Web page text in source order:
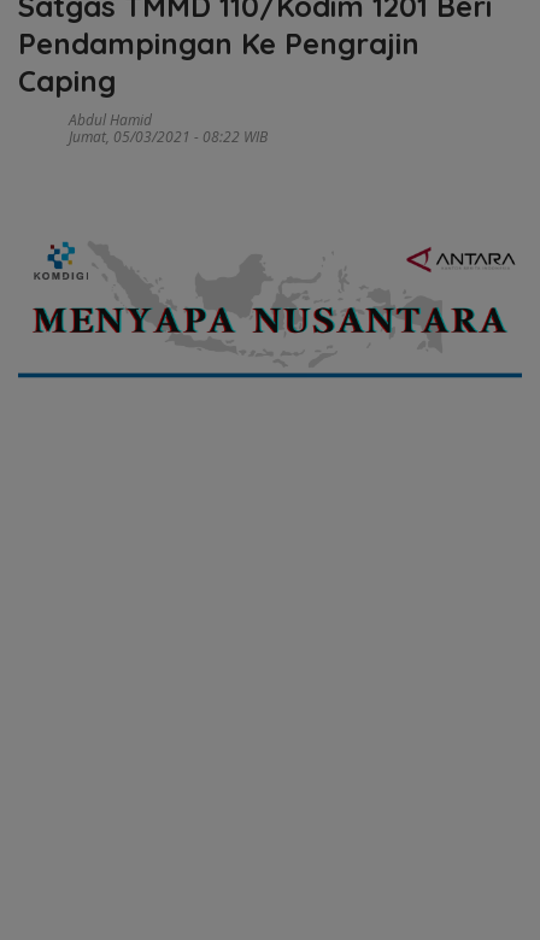
Pendampingan Ke Pengrajin
Caping
Abdul Hamid
Jumat, 05/03/2021 - 08:22 WIB